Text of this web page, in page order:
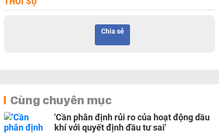
Chia sẻ
Cùng chuyên mục
'Cần phân định rủi ro của hoạt động dầu
khí với quyết định đầu tư sai'